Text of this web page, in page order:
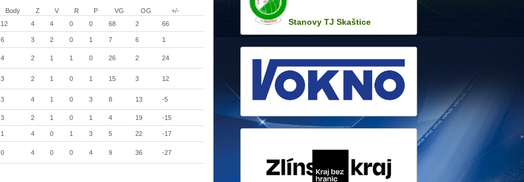
Body Z V R P VG OG
+/-
12 4 4 0 0 68 2 66
6 3 2 0 1 7 6 1
4 2 1 1 0 26 2 24
3 2 1 0 1 15 3 12
3 4 1 0 3 8 13 -5
3 2 1 0 1 4 19 -15
1 4 0 1 3 5 22 -17
0 4 0 0 4 9 36 -27
Stanovy TJ Skaštice